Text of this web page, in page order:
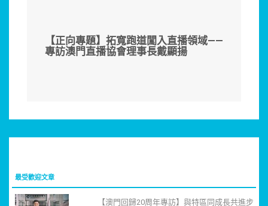
【正向專題】拓寬跑道闖入直播領域——
專訪澳門直播協會理事長戴顯揚
最受歡迎文章
【澳門回歸20周年專訪】與特區同成長共進步